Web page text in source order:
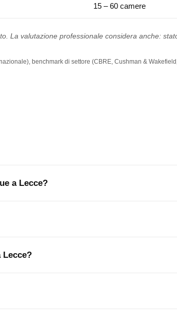
15 – 60 camere
La valutazione professionale considera anche:
benchmark di settore (CBRE, Cushman &
a Lecce?
Lecce?